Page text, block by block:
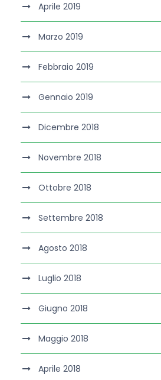
Aprile 2019
Marzo 2019
Febbraio 2019
Gennaio 2019
Dicembre 2018
Novembre 2018
Ottobre 2018
Settembre 2018
Agosto 2018
Luglio 2018
Giugno 2018
Maggio 2018
Aprile 2018